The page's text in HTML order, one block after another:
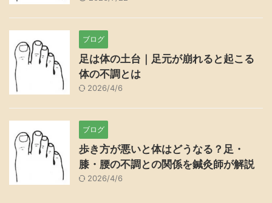
ブログ
足は体の土台｜足元が崩れると起こる
体の不調とは
2026/4/6
ブログ
歩き方が悪いと体はどうなる？足・
膝・腰の不調との関係を鍼灸師が解説
2026/4/6